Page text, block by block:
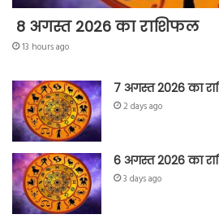
8 अगस्त 2026 का राशिफल
13 hours ago
7 अगस्त 2026 का
2 days ago
6 अगस्त 2026 का
3 days ago